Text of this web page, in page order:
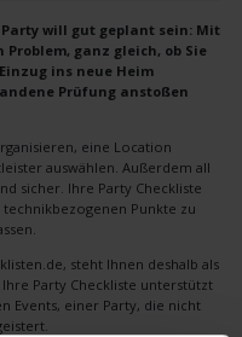
will gut geplant sein: Mit
ganz gleich, ob Sie
ins neue Heim
Prüfung anstoßen
eine Location
auswählen. Außerdem all
sicher. Ihre Party Checkliste
Punkte zu
steht Ihnen deshalb als
Party Checkliste unterstützt
Events, einer Party, die nicht